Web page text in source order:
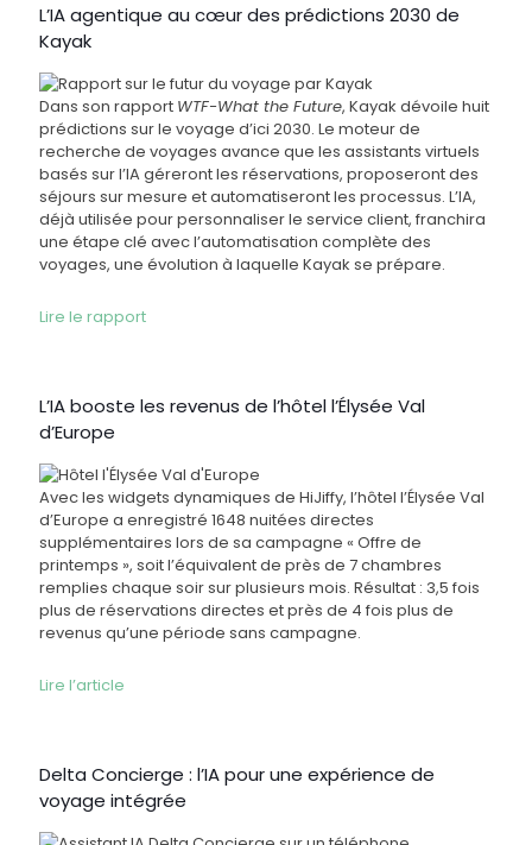
L’IA agentique au cœur des prédictions 2030 de
Kayak
Dans son rapport WTF-What the Future, Kayak dévoile huit
prédictions sur le voyage d’ici 2030. Le moteur de
recherche de voyages avance que les assistants virtuels
basés sur l’IA géreront les réservations, proposeront des
séjours sur mesure et automatiseront les processus. L’IA,
déjà utilisée pour personnaliser le service client, franchira
une étape clé avec l’automatisation complète des
voyages, une évolution à laquelle Kayak se prépare.
Lire le rapport
L’IA booste les revenus de l’hôtel l’Élysée Val
d’Europe
Avec les widgets dynamiques de HiJiffy, l’hôtel l’Élysée Val
d’Europe a enregistré 1648 nuitées directes
supplémentaires lors de sa campagne « Offre de
printemps », soit l’équivalent de près de 7 chambres
remplies chaque soir sur plusieurs mois. Résultat : 3,5 fois
plus de réservations directes et près de 4 fois plus de
revenus qu’une période sans campagne.
Lire l’article
Delta Concierge : l’IA pour une expérience de
voyage intégrée